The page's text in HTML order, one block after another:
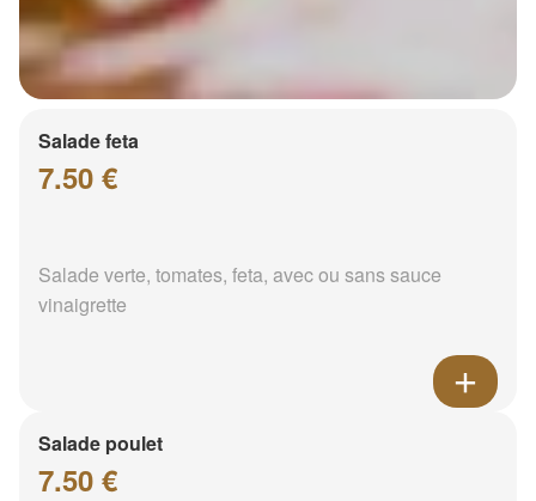
Salade feta
7.50 €
Salade verte, tomates, feta, avec ou sans sauce
vinaigrette
Salade poulet
7.50 €